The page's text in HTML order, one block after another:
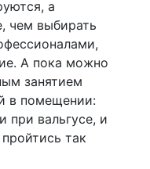
а
чем выбирать
А пока можно
занятием
в помещении:
при вальгусе, и
так